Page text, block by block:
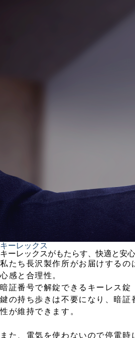
キーレックス
キーレックスがもたらす、快適と安心
私たち長沢製作所がお届けするの
心感と合理性。
暗証番号で解錠できるキーレス錠
鍵の持ち歩きは不要になり、暗証
性が維持できます。
また、電気を使わないので停電時